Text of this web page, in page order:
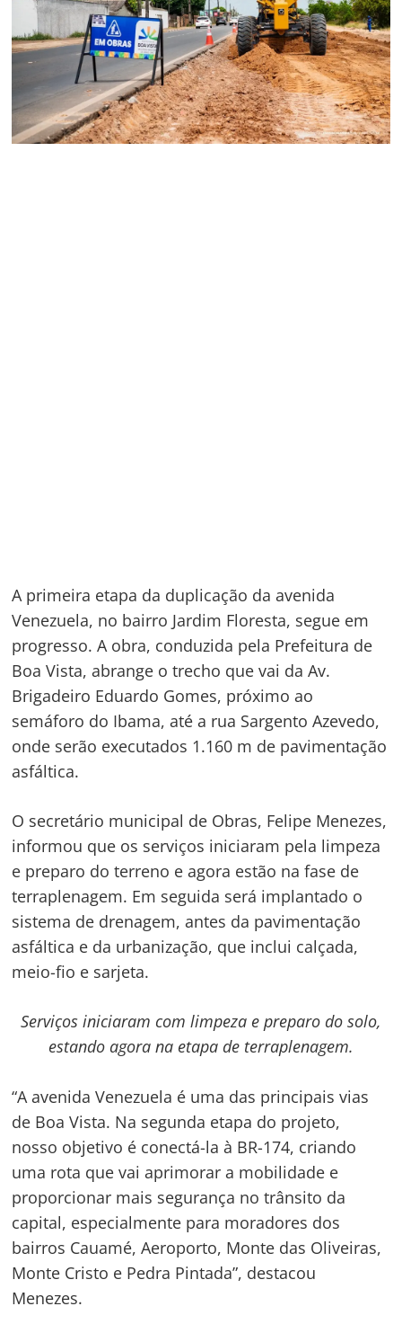
A primeira etapa da duplicação da avenida
Venezuela, no bairro Jardim Floresta, segue em
progresso. A obra, conduzida pela Prefeitura de
Boa Vista, abrange o trecho que vai da Av.
Brigadeiro Eduardo Gomes, próximo ao
semáforo do Ibama, até a rua Sargento Azevedo,
onde serão executados 1.160 m de pavimentação
asfáltica.
O secretário municipal de Obras, Felipe Menezes,
informou que os serviços iniciaram pela limpeza
e preparo do terreno e agora estão na fase de
terraplenagem. Em seguida será implantado o
sistema de drenagem, antes da pavimentação
asfáltica e da urbanização, que inclui calçada,
meio-fio e sarjeta.
Serviços iniciaram com limpeza e preparo do solo,
estando agora na etapa de terraplenagem.
“A avenida Venezuela é uma das principais vias
de Boa Vista. Na segunda etapa do projeto,
nosso objetivo é conectá-la à BR-174, criando
uma rota que vai aprimorar a mobilidade e
proporcionar mais segurança no trânsito da
capital, especialmente para moradores dos
bairros Cauamé, Aeroporto, Monte das Oliveiras,
Monte Cristo e Pedra Pintada”, destacou
Menezes.
Navegação
de
Post